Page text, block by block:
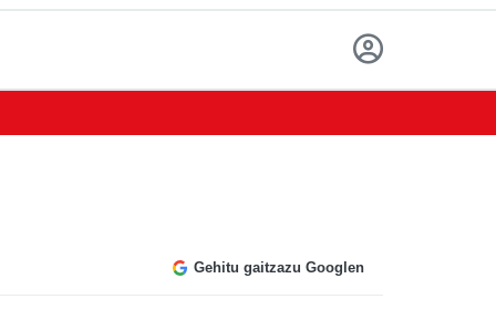
Gehitu gaitzazu Googlen